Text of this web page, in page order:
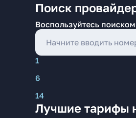
Поиск
Воспользуйтесь
1
6
14
Лучшие тарифы